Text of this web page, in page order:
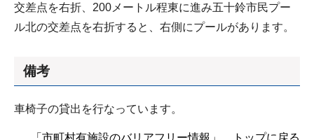
交差点を右折、200メートル程東に進み五十鈴市民プー
ル北の交差点を右折すると、右側にプールがあります。
備考
車椅子の貸出を行なっています。